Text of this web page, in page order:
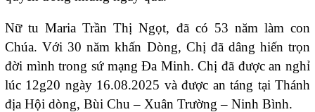
Nữ tu Maria Trần Thị Ngọt, đã có 53 năm làm con
Chúa. Với 30 năm khấn Dòng, Chị đã dâng hiến trọn
đời mình trong sứ mạng Đa Minh. Chị đã được an nghỉ
lúc 12g20 ngày 16.08.2025 và được an táng tại Thánh
địa Hội dòng, Bùi Chu – Xuân Trường – Ninh Bình.